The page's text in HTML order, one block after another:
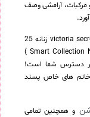
مرکبات، آرامشی وصف
عطر اسمارت کالکشن شماره 531 مدل victoria secret bombshell زنانه 25
میلی لیتر ( Smart Collection No-531 Eau De Parfum for Women )
در دسترس شما است!
خانم های خاص پسند
و همچنین تمامی